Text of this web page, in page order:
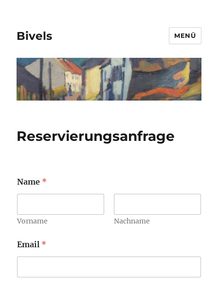
Bivels MENÜ
Reservierungsanfrage
Name *
Vorname Nachname
Email *